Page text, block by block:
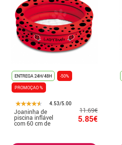
ENTREGA 24H/48H
-50%
PROMOÇAO %
4.53/5.00
Joaninha de
piscina inflável
com 60 cm de
11.69€
5.85€